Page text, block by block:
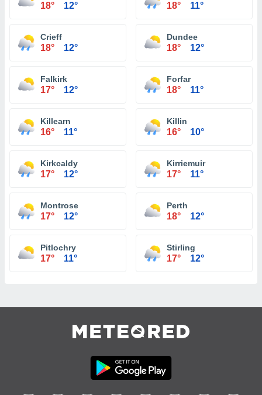
18° 12° 18° 11°
Crieff
18° 12°
Dundee
18° 12°
Falkirk
17° 12°
Forfar
18° 11°
Killearn
16° 11°
Killin
16° 10°
Kirkcaldy
17° 12°
Kirriemuir
17° 11°
Montrose
17° 12°
Perth
18° 12°
Pitlochry
17° 11°
Stirling
17° 12°